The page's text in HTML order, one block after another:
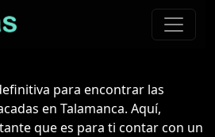
para encontrar las
en Talamanca. Aquí,
que es para ti contar con un